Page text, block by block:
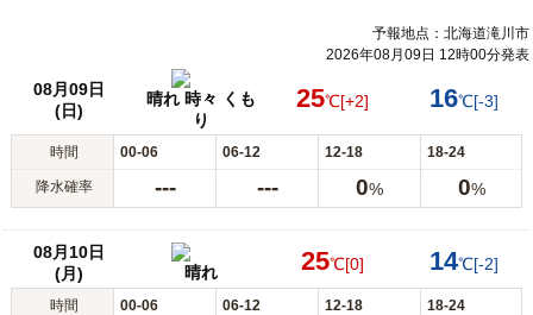
予報地点：北海道滝川市
2026年08月09日 12時00分発表
08月09日
(日)
晴れ 時々 くも
り
25℃[+2] 16℃[-3]
時間 00-06 06-12 12-18 18-24
降水確率 --- --- 0% 0%
08月10日
(月)
晴れ 25℃[0] 14℃[-2]
時間 00-06 06-12 12-18 18-24